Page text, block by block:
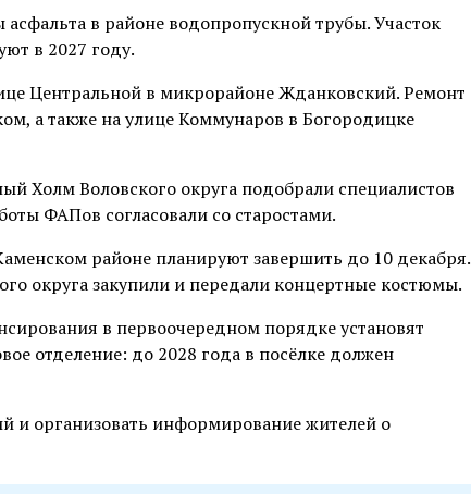
в районе водопропускной трубы. Участок
в 2027 году.
Центральной в микрорайоне Жданковский. Ремонт
а также на улице Коммунаров в Богородицке
Холм Воловского округа подобрали специалистов
ФАПов согласовали со старостами.
районе планируют завершить до 10 декабря.
округа закупили и передали концертные костюмы.
в первоочередном порядке установят
отделение: до 2028 года в посёлке должен
и организовать информирование жителей о